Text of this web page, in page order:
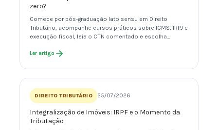
zero?
Comece por pós-graduação lato sensu em Direito
Tributário, acompanhe cursos práticos sobre ICMS, IRPJ e
execução fiscal, leia o CTN comentado e escolha…
Ler artigo
DIREITO TRIBUTÁRIO 25/07/2026
Integralização de Imóveis: IRPF e o Momento da
Tributação